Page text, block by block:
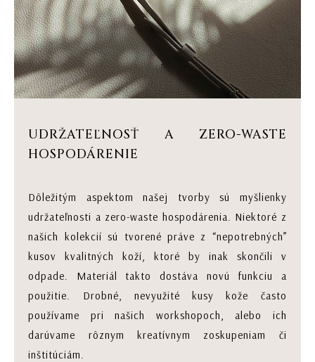
UDRŽATEĽNOSŤ A ZERO-WASTE
HOSPODÁRENIE
Dôležitým aspektom našej tvorby sú myšlienky
udržateľnosti a zero-waste hospodárenia. Niektoré z
našich kolekcií sú tvorené práve z “nepotrebných”
kusov kvalitných koží, ktoré by inak skončili v
odpade. Materiál takto dostáva novú funkciu a
použitie. Drobné, nevyužité kusy kože často
používame pri našich workshopoch, alebo ich
darúvame rôznym kreatívnym zoskupeniam či
inštitúciám.